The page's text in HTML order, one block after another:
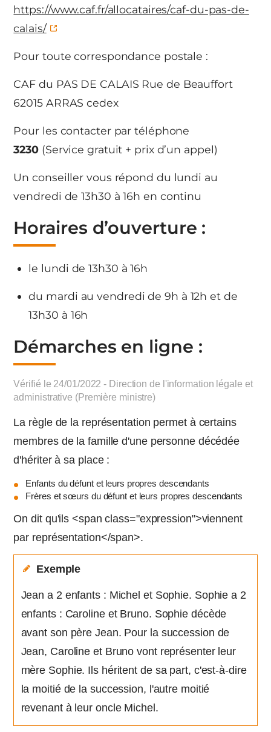
https://www.caf.fr/allocataires/caf-du-pas-de-
calais/
Pour toute correspondance postale :
CAF du PAS DE CALAIS Rue de Beauffort
62015 ARRAS cedex
Pour les contacter par téléphone
3230 (Service gratuit + prix d’un appel)
Un conseiller vous répond du lundi au
vendredi de 13h30 à 16h en continu
Horaires d’ouverture :
le lundi de 13h30 à 16h
du mardi au vendredi de 9h à 12h et de
13h30 à 16h
Démarches en ligne :
Vérifié le 24/01/2022 - Direction de l'information légale et
administrative (Première ministre)
La règle de la représentation permet à certains
membres de la famille d'une personne décédée
d'hériter à sa place :
Enfants du défunt et leurs propres descendants
Frères et sœurs du défunt et leurs propres descendants
On dit qu'ils <span class="expression">viennent
par représentation</span>.
Exemple
Jean a 2 enfants : Michel et Sophie. Sophie a 2
enfants : Caroline et Bruno. Sophie décède
avant son père Jean. Pour la succession de
Jean, Caroline et Bruno vont représenter leur
mère Sophie. Ils héritent de sa part, c'est-à-dire
la moitié de la succession, l'autre moitié
revenant à leur oncle Michel.